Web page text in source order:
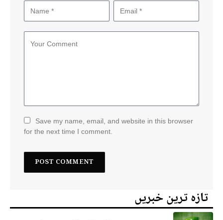
Save my name, email, and website in this browser
for the next time I comment.
تازہ ترین خبریں